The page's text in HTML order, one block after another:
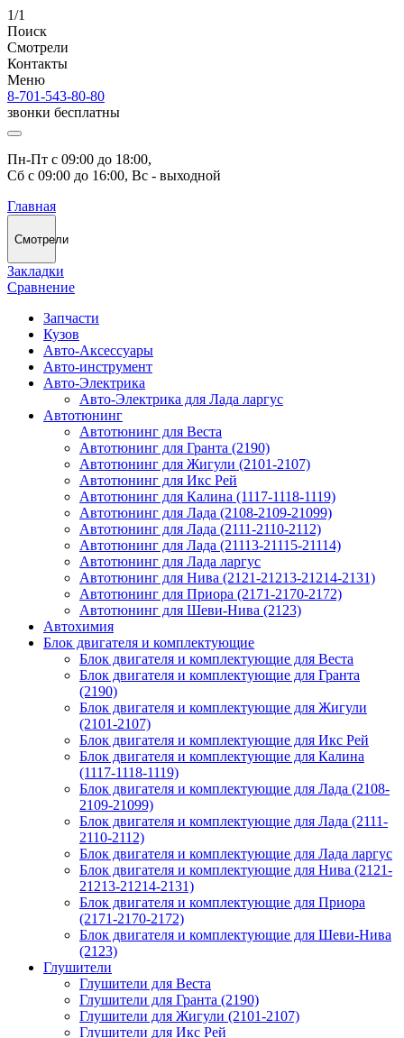
1/1
Поиск
Смотрели
Контакты
Меню
8-701-543-80-80
звонки бесплатны
Пн-Пт с 09:00 до 18:00,
Сб с 09:00 до 16:00, Вс - выходной
Главная
Смотрели
Закладки
Сравнение
Запчасти
Кузов
Авто-Аксессуары
Авто-инструмент
Авто-Электрика
Авто-Электрика для Лада ларгус
Автотюнинг
Автотюнинг для Веста
Автотюнинг для Гранта (2190)
Автотюнинг для Жигули (2101-2107)
Автотюнинг для Икс Рей
Автотюнинг для Калина (1117-1118-1119)
Автотюнинг для Лада (2108-2109-21099)
Автотюнинг для Лада (2111-2110-2112)
Автотюнинг для Лада (21113-21115-21114)
Автотюнинг для Лада ларгус
Автотюнинг для Нива (2121-21213-21214-2131)
Автотюнинг для Приора (2171-2170-2172)
Автотюнинг для Шеви-Нива (2123)
Автохимия
Блок двигателя и комплектующие
Блок двигателя и комплектующие для Веста
Блок двигателя и комплектующие для Гранта
(2190)
Блок двигателя и комплектующие для Жигули
(2101-2107)
Блок двигателя и комплектующие для Икс Рей
Блок двигателя и комплектующие для Калина
(1117-1118-1119)
Блок двигателя и комплектующие для Лада (2108-
2109-21099)
Блок двигателя и комплектующие для Лада (2111-
2110-2112)
Блок двигателя и комплектующие для Лада ларгус
Блок двигателя и комплектующие для Нива (2121-
21213-21214-2131)
Блок двигателя и комплектующие для Приора
(2171-2170-2172)
Блок двигателя и комплектующие для Шеви-Нива
(2123)
Глушители
Глушители для Веста
Глушители для Гранта (2190)
Глушители для Жигули (2101-2107)
Глушители для Икс Рей